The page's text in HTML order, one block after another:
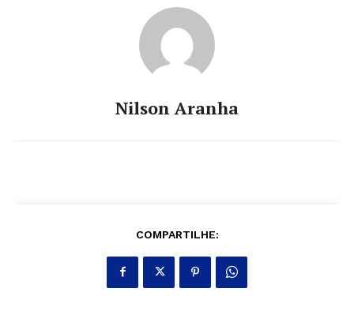
Nilson Aranha
COMPARTILHE: